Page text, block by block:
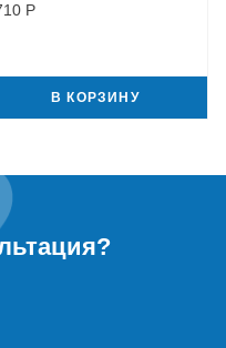
Р
В КОРЗИНУ